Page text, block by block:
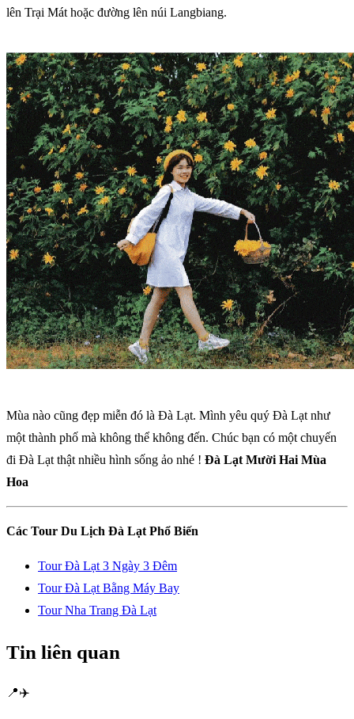
lên Trại Mát hoặc đường lên núi Langbiang.
Mùa nào cũng đẹp miễn đó là Đà Lạt. Mình yêu quý Đà Lạt như
một thành phố mà không thể không đến. Chúc bạn có một chuyến
đi Đà Lạt thật nhiều hình sống ảo nhé ! Đà Lạt Mười Hai Mùa
Hoa
Các Tour Du Lịch Đà Lạt Phổ Biến
Tour Đà Lạt 3 Ngày 3 Đêm
Tour Đà Lạt Bằng Máy Bay
Tour Nha Trang Đà Lạt
Tin liên quan
📍✈️